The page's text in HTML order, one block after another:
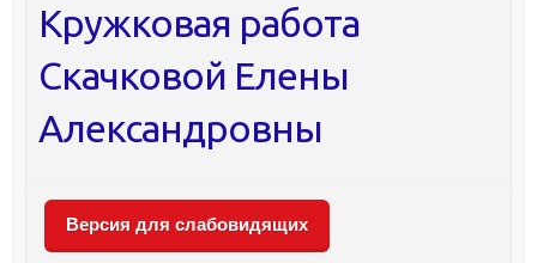
Кружковая работа
Скачковой Елены
Александровны
Версия для слабовидящих